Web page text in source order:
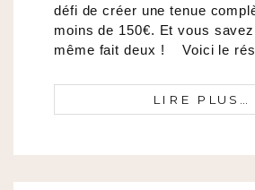
défi de créer une tenue
moins de 150€. Et vous savez
même fait deux ! Voici le
LIRE PLUS…